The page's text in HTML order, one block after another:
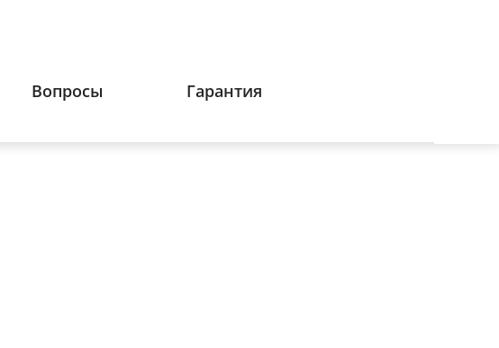
Вопросы Гарантия